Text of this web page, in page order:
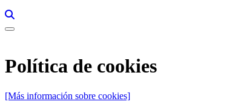
Política de cookies
[Más información sobre cookies]